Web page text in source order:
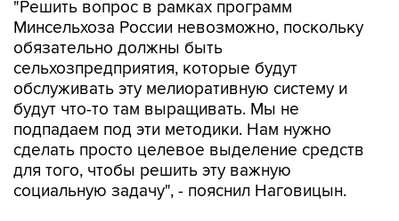
обязательно должны быть
сельхозпредприятия, которые будут
обслуживать эту мелиоративную систему и
будут что-то там выращивать. Мы не
подпадаем под эти методики. Нам нужно
сделать просто целевое выделение средств
для того, чтобы решить эту важную
социальную задачу", - пояснил Наговицын.
Ранее сообщалось, что в 2015 году